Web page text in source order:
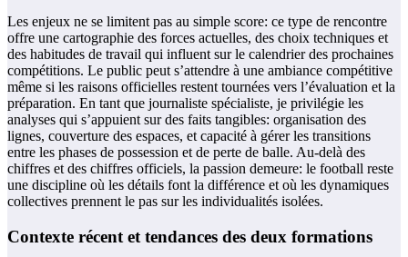
Les enjeux ne se limitent pas au simple score: ce type de rencontre
offre une cartographie des forces actuelles, des choix techniques et
des habitudes de travail qui influent sur le calendrier des prochaines
compétitions. Le public peut s’attendre à une ambiance compétitive
même si les raisons officielles restent tournées vers l’évaluation et la
préparation. En tant que journaliste spécialiste, je privilégie les
analyses qui s’appuient sur des faits tangibles: organisation des
lignes, couverture des espaces, et capacité à gérer les transitions
entre les phases de possession et de perte de balle. Au-delà des
chiffres et des chiffres officiels, la passion demeure: le football reste
une discipline où les détails font la différence et où les dynamiques
collectives prennent le pas sur les individualités isolées.
Contexte récent et tendances des deux formations